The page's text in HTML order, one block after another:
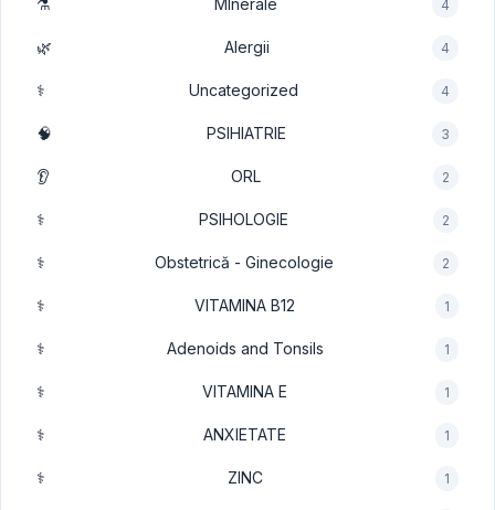
⚗️ MInerale 4
🌿 Alergii 4
⚕️ Uncategorized 4
🧠 PSIHIATRIE 3
👂 ORL 2
⚕️ PSIHOLOGIE 2
⚕️ Obstetrică - Ginecologie 2
⚕️ VITAMINA B12 1
⚕️ Adenoids and Tonsils 1
⚕️ VITAMINA E 1
⚕️ ANXIETATE 1
⚕️ ZINC 1